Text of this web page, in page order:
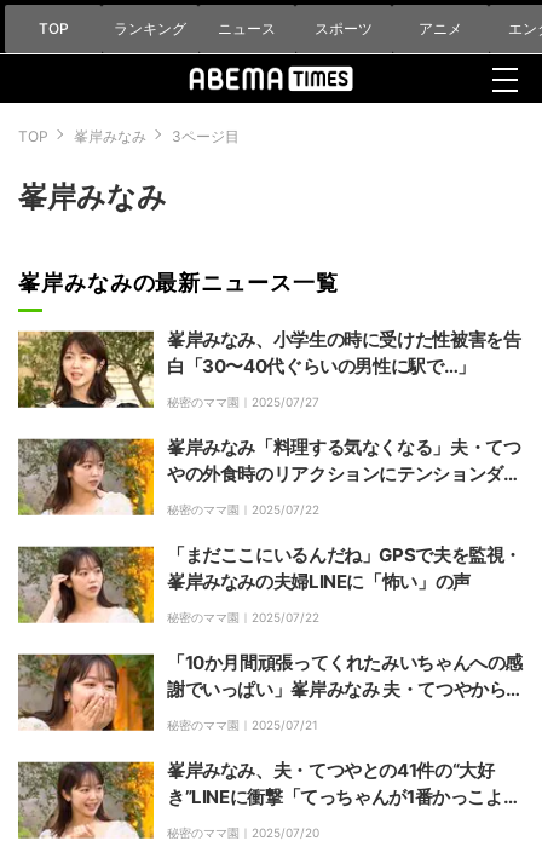
TOP ランキング ニュース スポーツ アニメ エン
TOP 峯岸みなみ 3ページ目
峯岸みなみ
峯岸みなみの最新ニュース一覧
峯岸みなみ、小学生の時に受けた性被害を告
白「30〜40代ぐらいの男性に駅で…」
秘密のママ園｜ 2025/07/27
峯岸みなみ「料理する気なくなる」夫・てつ
やの外食時のリアクションにテンションダウ
ン
秘密のママ園｜ 2025/07/22
「まだここにいるんだね」GPSで夫を監視・
峯岸みなみの夫婦LINEに「怖い」の声
秘密のママ園｜ 2025/07/22
「10か月間頑張ってくれたみいちゃんへの感
謝でいっぱい」峯岸みなみ 夫・てつやからの
出産直後のLINEに「100点」の声
秘密のママ園｜ 2025/07/21
峯岸みなみ、夫・てつやとの41件の“大好
き”LINEに衝撃「てっちゃんが1番かっこよく
て優しくてすごい」
秘密のママ園｜ 2025/07/20